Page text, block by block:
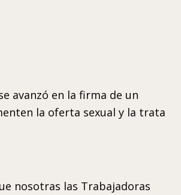
avanzó en la firma de un
la oferta sexual y la trata
nosotras las Trabajadoras